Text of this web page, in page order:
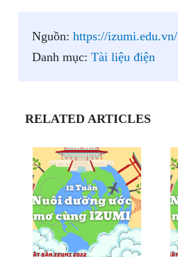
Nguồn: https://izumi.edu.vn/
Danh mục: Tài liệu điện
RELATED ARTICLES